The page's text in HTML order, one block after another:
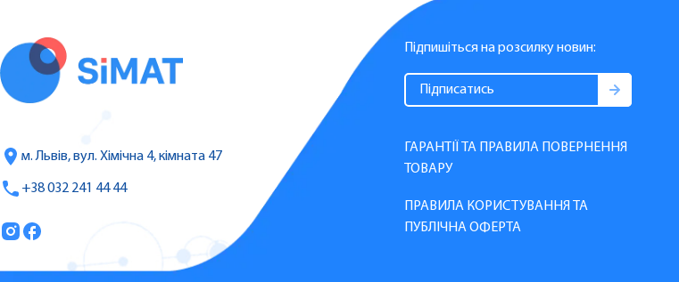
м. Львів, вул. Хімічна 4, кімната 47
+38 032 241 44 44
Підпишіться на розсилку новин:
ГАРАНТІЇ ТА ПРАВИЛА ПОВЕРНЕННЯ
ТОВАРУ
ПРАВИЛА КОРИСТУВАННЯ ТА
ПУБЛІЧНА ОФЕРТА